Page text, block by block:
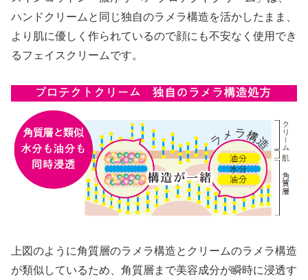
ハンドクリームと同じ独自のラメラ構造を活かしたまま、
より肌に優しく作られているので顔にも不安なく使用でき
るフェイスクリームです。
上図のように角質層のラメラ構造とクリームのラメラ構造
が類似しているため、角質層まで美容成分が瞬時に浸透す